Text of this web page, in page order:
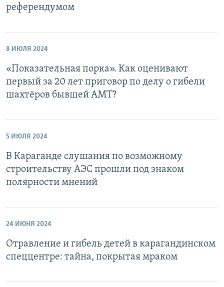
референдумом
8 ИЮЛЯ 2024
«Показательная порка». Как оценивают
первый за 20 лет приговор по делу о гибели
шахтёров бывшей АМТ?
5 ИЮЛЯ 2024
В Караганде слушания по возможному
строительству АЭС прошли под знаком
полярности мнений
24 ИЮНЯ 2024
Отравление и гибель детей в карагандинском
спеццентре: тайна, покрытая мраком